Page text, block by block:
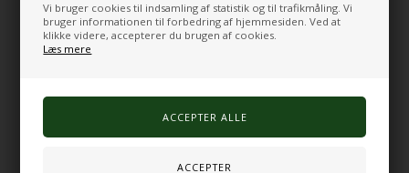
Vi bruger cookies til indsamling af statistik og til trafikmåling. Vi
bruger informationen til forbedring af hjemmesiden. Ved at
klikke videre, accepterer du brugen af cookies.
Læs mere
Fyldt med perler og glimmer
Kan klemmes, strækkes og formes
Velegnet til taktil stimulering og håndtræning
Materiale: TPR - termoplastisk gummi